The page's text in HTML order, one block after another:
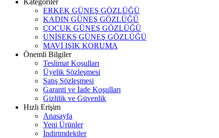
ERKEK GÜNEŞ GÖZLÜĞÜ
KADIN GÜNEŞ GÖZLÜĞÜ
ÇOCUK GÜNEŞ GÖZLÜĞÜ
UNİSEKS GÜNEŞ GÖZLÜĞÜ
MAVİ IŞIK KORUMA
Önemli Bilgiler
Teslimat Koşulları
Üyelik Sözleşmesi
Satış Sözleşmesi
Garanti ve İade Koşulları
Gizlilik ve Güvenlik
Hızlı Erişim
Anasayfa
Yeni Ürünler
İndirimdekiler